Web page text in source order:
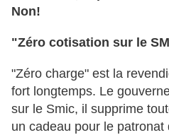
Non!
"Zéro cotisation sur le
"Zéro charge" est la
fort longtemps. Le
sur le Smic, il supprime
un cadeau pour le